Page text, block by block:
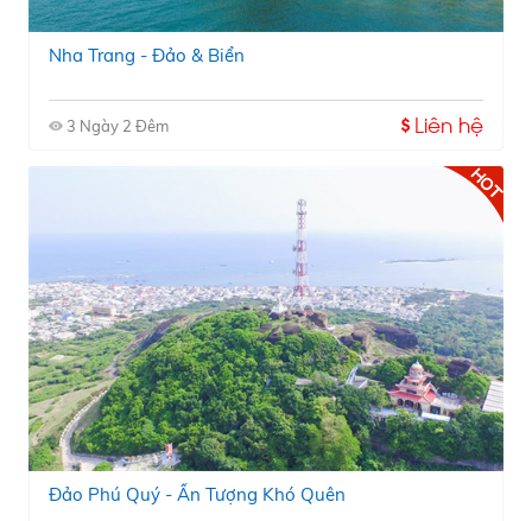
Nha Trang - Đảo & Biển
3 Ngày 2 Đêm Liên hệ
Đảo Phú Quý - Ấn Tượng Khó Quên